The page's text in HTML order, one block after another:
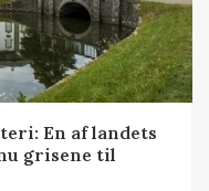
En af landets
grisene til